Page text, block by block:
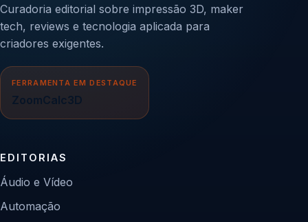
Curadoria editorial sobre impressão 3D, maker
tech, reviews e tecnologia aplicada para
criadores exigentes.
FERRAMENTA EM DESTAQUE
ZoomCalc3D
EDITORIAS
Áudio e Vídeo
Automação